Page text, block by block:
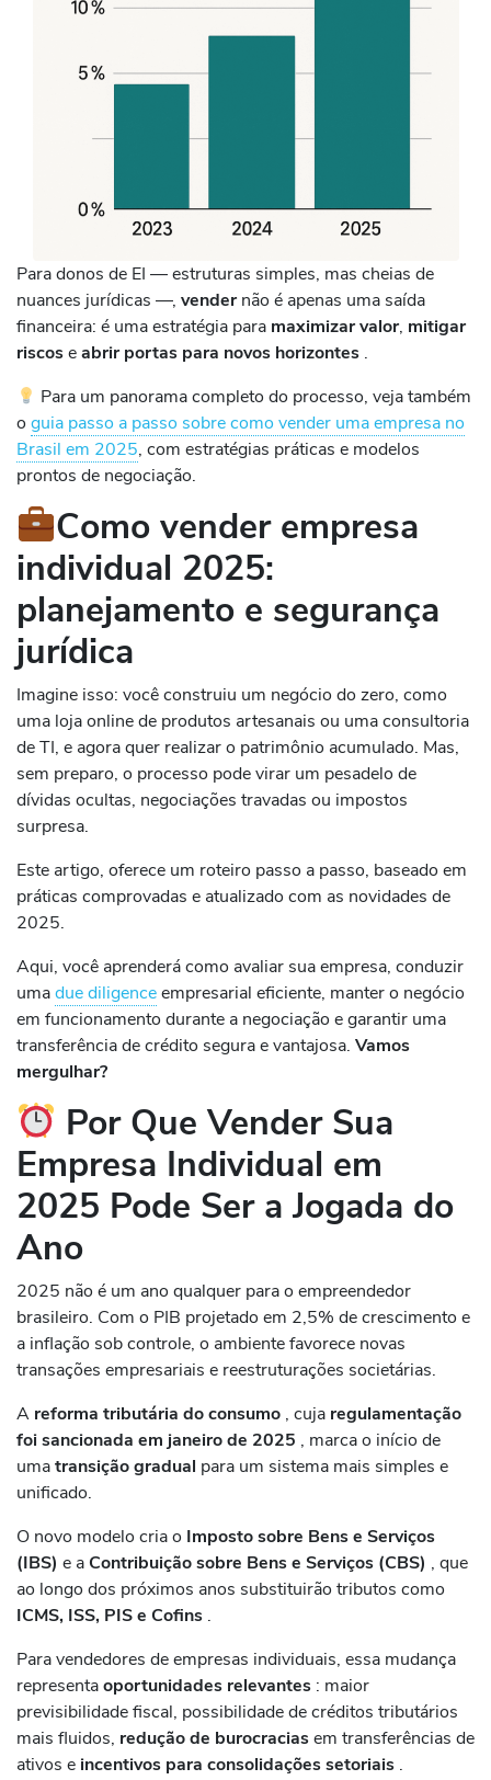
Para donos de EI — estruturas simples, mas cheias de
nuances jurídicas —, vendernão é apenas uma saída
financeira: é uma estratégia para maximizar valor, mitigar
riscoseabrir portas para novos horizontes .
Para um panorama completo do processo, veja também
o guia passo a passo sobre como vender uma empresa no
Brasil em 2025, com estratégias práticas e modelos
prontos de negociação.
Como vender empresa
individual 2025:
planejamento e segurança
jurídica
Imagine isso: você construiu um negócio do zero, como
uma loja online de produtos artesanais ou uma consultoria
de TI, e agora quer realizar o patrimônio acumulado. Mas,
sem preparo, o processo pode virar um pesadelo de
dívidas ocultas, negociações travadas ou impostos
surpresa.
Este artigo, oferece um roteiro passo a passo, baseado em
práticas comprovadas e atualizado com as novidades de
2025.
Aqui, você aprenderá como avaliar sua empresa, conduzir
umadue diligenceempresarial eficiente, manter o negócio
em funcionamento durante a negociação e garantir uma
transferência de crédito segura e vantajosa. Vamos
mergulhar?
Por Que Vender Sua
Empresa Individual em
2025 Pode Ser a Jogada do
Ano
2025 não é um ano qualquer para o empreendedor
brasileiro. Com o PIB projetado em 2,5% de crescimento e
a inflação sob controle, o ambiente favorece novas
transações empresariais e reestruturações societárias.
A reforma tributária do consumo , cuja regulamentação
foi sancionada em janeiro de 2025 , marca o início de
umatransição gradual para um sistema mais simples e
unificado.
O novo modelo cria o Imposto sobre Bens e Serviços
(IBS) e aContribuição sobre Bens e Serviços (CBS) , que
ao longo dos próximos anos substituirão tributos como
ICMS, ISS, PIS e Cofins .
Para vendedores de empresas individuais, essa mudança
representaoportunidades relevantes : maior
previsibilidade fiscal, possibilidade de créditos tributários
mais fluidos, redução de burocraciasem transferências de
ativos e incentivos para consolidações setoriais .